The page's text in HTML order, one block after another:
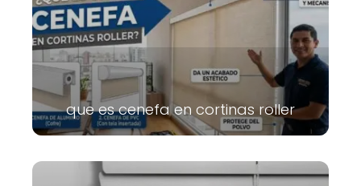
que es cenefa en cortinas roller